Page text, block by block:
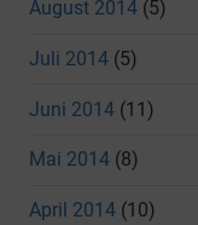
August 2014 (5)
Juli 2014 (5)
Juni 2014 (11)
Mai 2014 (8)
April 2014 (10)